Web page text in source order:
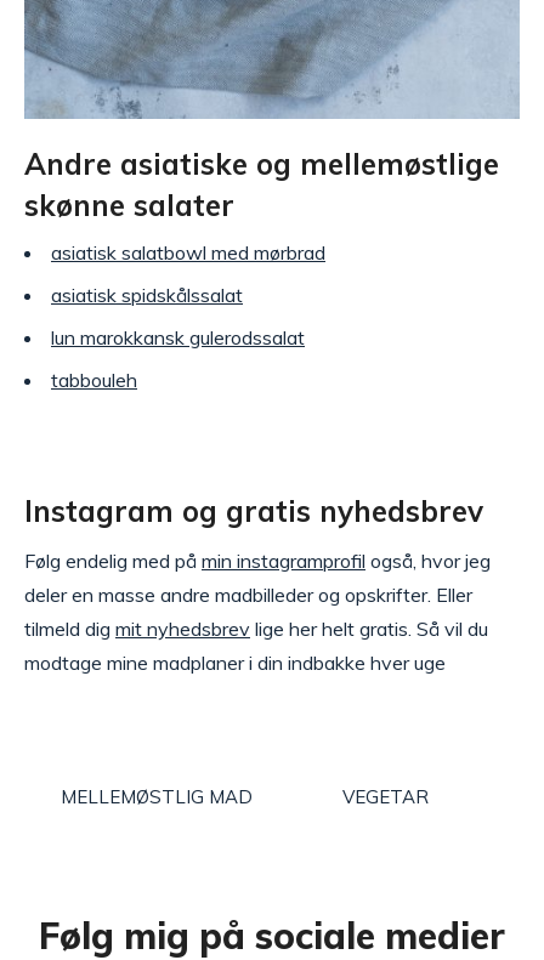
Andre asiatiske og mellemøstlige
skønne salater
asiatisk salatbowl med mørbrad
asiatisk spidskålssalat
lun marokkansk gulerodssalat
tabbouleh
Instagram og gratis nyhedsbrev
Følg endelig med på min instagramprofil også, hvor jeg
deler en masse andre madbilleder og opskrifter. Eller
tilmeld dig mit nyhedsbrev lige her helt gratis. Så vil du
modtage mine madplaner i din indbakke hver uge
MELLEMØSTLIG MAD VEGETAR
Følg mig på sociale medier